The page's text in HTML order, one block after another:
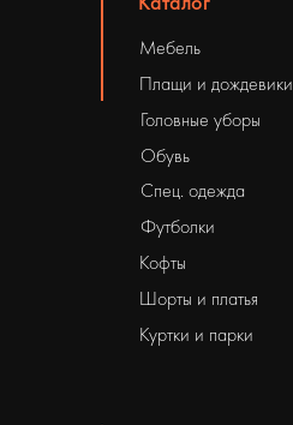
Плащи и дождевики
Головные уборы
Обувь
Мебель
Спец. одежда
Футболки
Куртки и парки
Кофты
Шорты и платья